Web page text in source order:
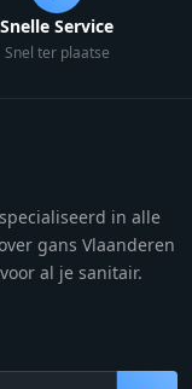
Snelle Service
Snel ter plaatse
in alle
gans Vlaanderen
al je sanitair.